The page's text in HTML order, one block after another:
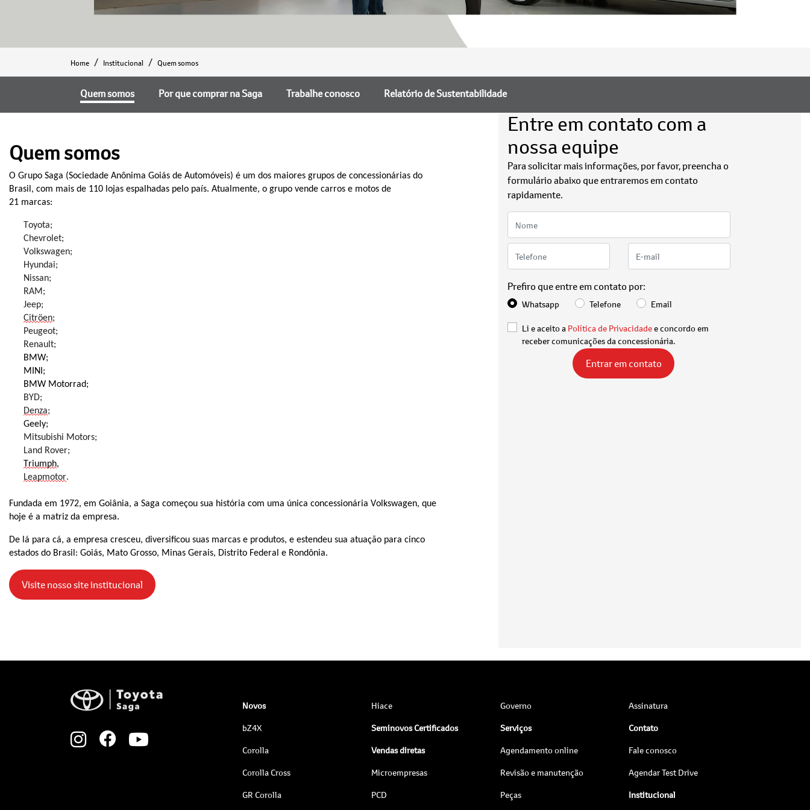
Home Institucional Quem somos
Quem somos Por que comprar na Saga Trabalhe conosco Relatório de Sustentabilidade
Quem somos
O Grupo Saga (Sociedade Anônima Goiás de Automóveis) é um dos maiores grupos de concessionárias do
Brasil, com mais de 110 lojas espalhadas pelo país. Atualmente, o grupo vende carros e motos de
21 marcas:
Toyota;
Chevrolet;
Volkswagen;
Hyundai;
Nissan;
RAM;
Jeep;
Citröen;
Peugeot;
Renault;
BMW;
MINI;
BMW Motorrad;
BYD;
Denza;
Geely;
Mitsubishi Motors;
Land Rover;
Triumph,
Leapmotor.
Fundada em 1972, em Goiânia, a Saga começou sua história com uma única concessionária Volkswagen, que
hoje é a matriz da empresa.
De lá para cá, a empresa cresceu, diversificou suas marcas e produtos, e estendeu sua atuação para cinco
estados do Brasil: Goiás, Mato Grosso, Minas Gerais, Distrito Federal e Rondônia.
Visite nosso site institucional
Entre em contato com a
nossa equipe
Para solicitar mais informações, por favor, preencha o
formulário abaixo que entraremos em contato
rapidamente.
Prefiro que entre em contato por:
Whatsapp Telefone Email
Li e aceito a Política de Privacidadee concordo em
receber comunicações da concessionária.
Entrar em contato
Novos
bZ4X
Corolla
Corolla Cross
GR Corolla
Hiace
Seminovos Certificados
Vendas diretas
Microempresas
PCD
Governo
Serviços
Agendamento online
Revisão e manutenção
Peças
Assinatura
Contato
Fale conosco
Agendar Test Drive
Institucional